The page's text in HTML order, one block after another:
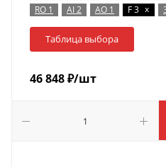
RO 1
AI 2 AO 1 F 3 x
Таблица выбора
46 848₽/шт